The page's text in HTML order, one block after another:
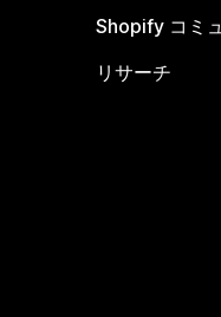
Shopify コミ
リサーチ